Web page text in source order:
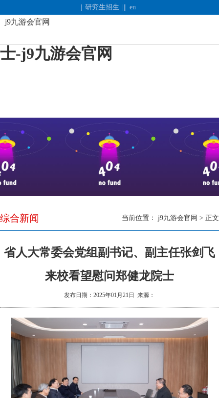
省人大常委会党组副书记、副主
任张剑飞来校看望慰问郑健龙院
士-j9九游会官网
研究生招生 en
j9九游会官网
j9
官
网
理
综合新闻 当前位置： j9九游会官网 > 正文
省人大常委会党组副书记、副主任张剑飞
来校看望慰问郑健龙院士
发布日期：2025年01月21日 来源：